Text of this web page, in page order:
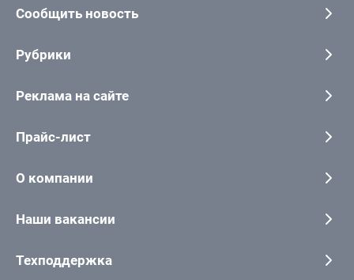
Сообщить новость
Рубрики
Реклама на сайте
Прайс-лист
О компании
Наши вакансии
Техподдержка